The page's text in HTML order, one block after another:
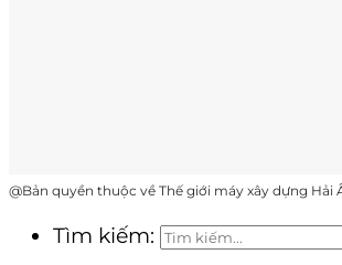
@Bản quyền thuộc về Thế giới máy xây dựng Hải
Tìm kiếm: